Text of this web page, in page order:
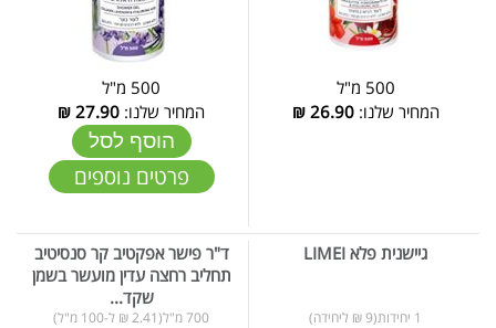
500 מ"ל
המחיר שלנו:26.90
₪
500 מ"ל
המחיר שלנו: 27.90
₪
הוסף לסל
פרטים נוספים
גיישנית פלא LIMEI
1 יחידות(9 ₪ ליחידה)
ד"ר פישר אפקטיב קר סנסיטיב
תחליב רחצה עדין מועשר בשמן
שקד...
700 מ"ל(2.41 ₪ ל-100 מ"ל)